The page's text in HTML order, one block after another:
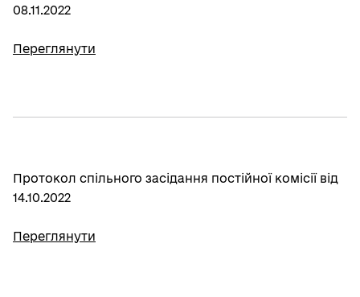
08.11.2022
Переглянути
Протокол спільного засідання постійної комісії від
14.10.2022
Переглянути